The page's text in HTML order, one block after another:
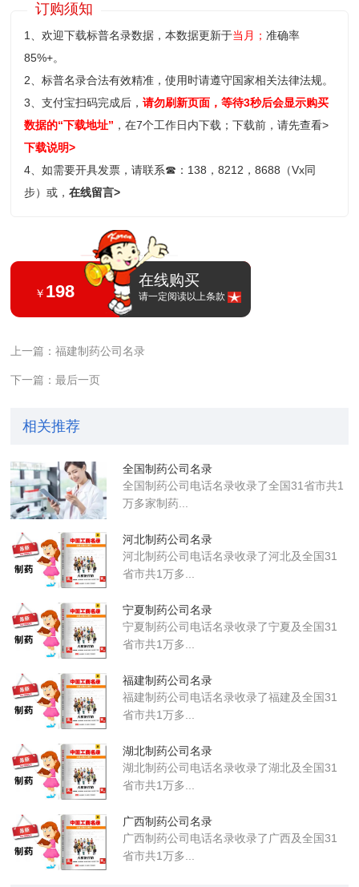
订购须知
1、欢迎下载标普名录数据，本数据更新于当月；准确率
85%+。
2、标普名录合法有效精准，使用时请遵守国家相关法律法规。
3、支付宝扫码完成后，请勿刷新页面，等待3秒后会显示购买
数据的“下载地址” ，在7个工作日内下载；下载前，请先查看>
下载说明>
4、如需要开具发票，请联系☎ ：138，8212，8688（Vx同
步）或，在线留言>
￥ 198
在线购买
请一定阅读以上条款
上一篇：福建制药公司名录
下一篇：最后一页
相关推荐
全国制药公司名录
全国制药公司电话名录收录了全国31省市共1
万多家制药...
河北制药公司名录
河北制药公司电话名录收录了河北及全国31
省市共1万多...
宁夏制药公司名录
宁夏制药公司电话名录收录了宁夏及全国31
省市共1万多...
福建制药公司名录
福建制药公司电话名录收录了福建及全国31
省市共1万多...
湖北制药公司名录
湖北制药公司电话名录收录了湖北及全国31
省市共1万多...
广西制药公司名录
广西制药公司电话名录收录了广西及全国31
省市共1万多...